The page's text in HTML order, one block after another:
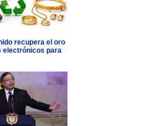
recupera el oro
electrónicos para